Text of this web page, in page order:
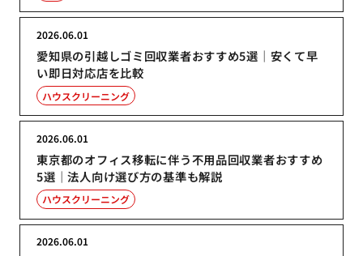
愛知県の引越しゴミ回収業者おすすめ5選｜安くて早
い即日対応店を比較
2026.06.01
ハウスクリーニング
東京都のオフィス移転に伴う不用品回収業者おすすめ
5選｜法人向け選び方の基準も解説
2026.06.01
ハウスクリーニング
2026.06.01